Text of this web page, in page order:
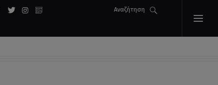
Αναζήτηση